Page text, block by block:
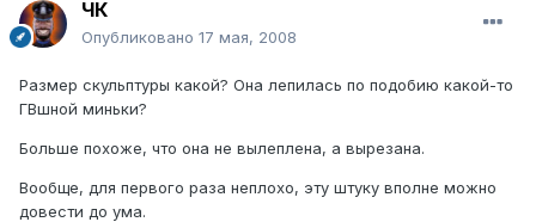
ЧК
Опубликовано 17 мая, 2008
Размер скульптуры какой? Она лепилась по подобию какой-то
ГВшной миньки?
Больше похоже, что она не вылеплена, а вырезана.
Вообще, для первого раза неплохо, эту штуку вполне можно
довести до ума.